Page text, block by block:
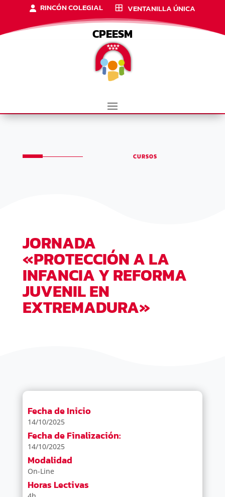
RINCÓN COLEGIAL VENTANILLA ÚNICA
CPEESM
CURSOS
JORNADA
«PROTECCIÓN A LA
INFANCIA Y REFORMA
JUVENIL EN
EXTREMADURA»
Fecha de Inicio
14/10/2025
Fecha de Finalización:
14/10/2025
Modalidad
On-Line
Horas Lectivas